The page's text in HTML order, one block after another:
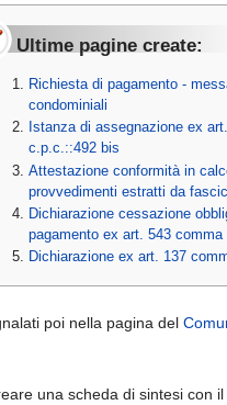
Ultime pagine create:
Richiesta di pagamento -
condominiali
Istanza di assegnazione ex
c.p.c.::492 bis
Attestazione conformità in
provvedimenti estratti da
Dichiarazione cessazione
pagamento ex art. 543 comma
Dichiarazione ex art. 137
poi nella pagina del
una scheda di sintesi con il